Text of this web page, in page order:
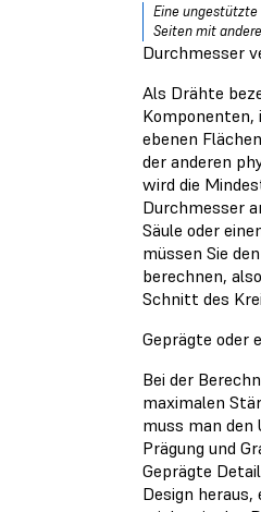
Eine
Seiten mit
Durchmesser
Als Drähte
Komponenten,
ebenen
der anderen
wird die
Durchmesser
Säule oder
müssen Sie
berechnen,
Schnitt des
Geprägte oder
Bei der
maximalen
muss man den
Prägung und
Geprägte
Design